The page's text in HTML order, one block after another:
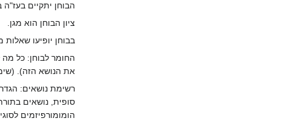
הבוחן יתקיים בעז"ה ביום שני
ציון הבוחן הוא מגן.
בבוחן יופיעו שאלות מש"ב מתרגיל
את הנושא הזה).
רשימת נושאים:
סופית, נושאים
הומומורפיזמים